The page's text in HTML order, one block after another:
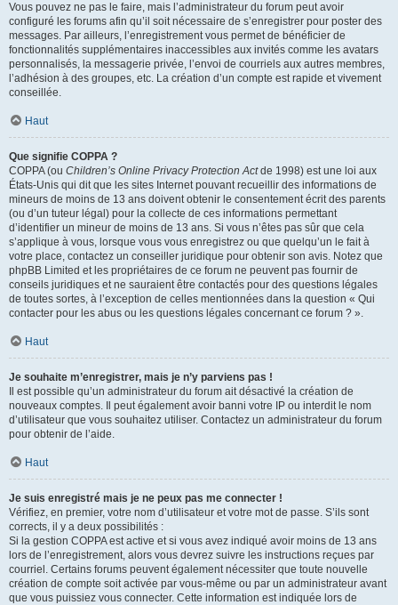
Vous pouvez ne pas le faire, mais l’administrateur du forum peut avoir
configuré les forums afin qu’il soit nécessaire de s’enregistrer pour poster des
messages. Par ailleurs, l’enregistrement vous permet de bénéficier de
fonctionnalités supplémentaires inaccessibles aux invités comme les avatars
personnalisés, la messagerie privée, l’envoi de courriels aux autres membres,
l’adhésion à des groupes, etc. La création d’un compte est rapide et vivement
conseillée.
Haut
Que signifie COPPA ?
COPPA (ou Children’s Online Privacy Protection Actde 1998) est une loi aux
États-Unis qui dit que les sites Internet pouvant recueillir des informations de
mineurs de moins de 13 ans doivent obtenir le consentement écrit des parents
(ou d’un tuteur légal) pour la collecte de ces informations permettant
d’identifier un mineur de moins de 13 ans. Si vous n’êtes pas sûr que cela
s’applique à vous, lorsque vous vous enregistrez ou que quelqu’un le fait à
votre place, contactez un conseiller juridique pour obtenir son avis. Notez que
phpBB Limited et les propriétaires de ce forum ne peuvent pas fournir de
conseils juridiques et ne sauraient être contactés pour des questions légales
de toutes sortes, à l’exception de celles mentionnées dans la question « Qui
contacter pour les abus ou les questions légales concernant ce forum ? ».
Haut
Je souhaite m’enregistrer, mais je n’y parviens pas !
Il est possible qu’un administrateur du forum ait désactivé la création de
nouveaux comptes. Il peut également avoir banni votre IP ou interdit le nom
d’utilisateur que vous souhaitez utiliser. Contactez un administrateur du forum
pour obtenir de l’aide.
Haut
Je suis enregistré mais je ne peux pas me connecter !
Vérifiez, en premier, votre nom d’utilisateur et votre mot de passe. S’ils sont
corrects, il y a deux possibilités :
Si la gestion COPPA est active et si vous avez indiqué avoir moins de 13 ans
lors de l’enregistrement, alors vous devrez suivre les instructions reçues par
courriel. Certains forums peuvent également nécessiter que toute nouvelle
création de compte soit activée par vous-même ou par un administrateur avant
que vous puissiez vous connecter. Cette information est indiquée lors de